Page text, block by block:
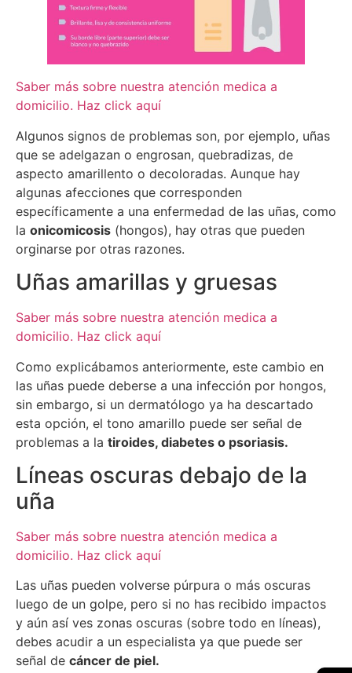
Saber más sobre nuestra atención medica a
domicilio. Haz click aquí
Algunos signos de problemas son, por ejemplo, uñas
que se adelgazan o engrosan, quebradizas, de
aspecto amarillento o decoloradas. Aunque hay
algunas afecciones que corresponden
específicamente a una enfermedad de las uñas, como
la onicomicosis (hongos), hay otras que pueden
orginarse por otras razones.
Uñas amarillas y gruesas
Saber más sobre nuestra atención medica a
domicilio. Haz click aquí
Como explicábamos anteriormente, este cambio en
las uñas puede deberse a una infección por hongos,
sin embargo, si un dermatólogo ya ha descartado
esta opción, el tono amarillo puede ser señal de
problemas a la tiroides, diabetes o psoriasis.
Líneas oscuras debajo de la
uña
Saber más sobre nuestra atención medica a
domicilio. Haz click aquí
Las uñas pueden volverse púrpura o más oscuras
luego de un golpe, pero si no has recibido impactos
y aún así ves zonas oscuras (sobre todo en líneas),
debes acudir a un especialista ya que puede ser
señal de cáncer de piel.